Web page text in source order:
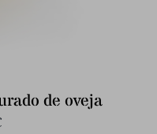
de oveja